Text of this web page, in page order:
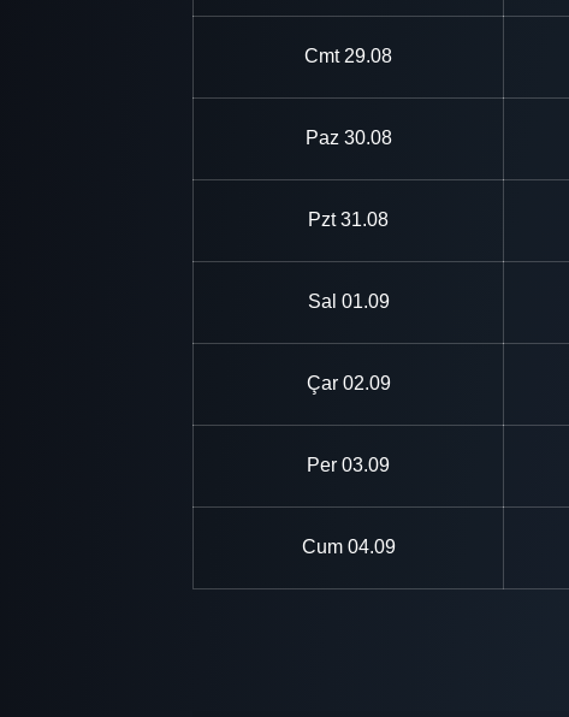
Cmt 29.08
Paz 30.08
Pzt 31.08
Sal 01.09
Çar 02.09
Per 03.09
Cum 04.09